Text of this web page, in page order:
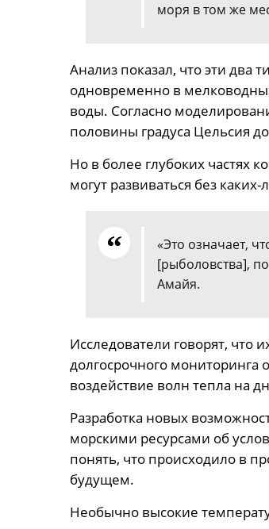
моря в том же
Анализ показал, что эти два
одновременно в
воды. Согласно
половины градуса Цельсия
Но в более глубоких частях
могут развиваться без
«Это означает,
[рыболовства],
Амайя.
Исследователи говорят, что
долгосрочного мониторинга
воздействие волн тепла на
Разработка новых
морскими ресурсами об
понять, что происходило в
будущем.
Необычно высокие